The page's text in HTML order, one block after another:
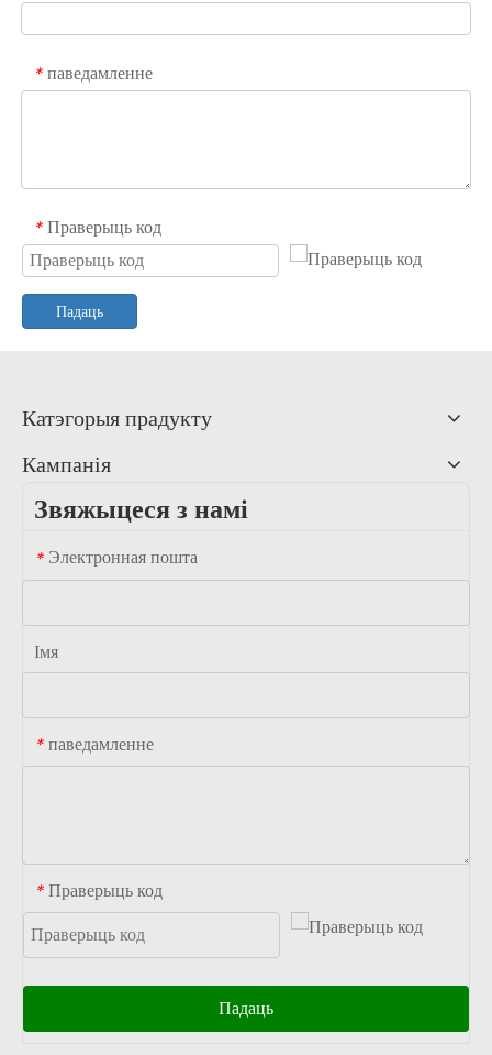
* паведамленне
* Праверыць код
Падаць
Катэгорыя прадукту
Кампанія
Звяжыцеся з намі
* Электронная пошта
Імя
* паведамленне
* Праверыць код
Падаць